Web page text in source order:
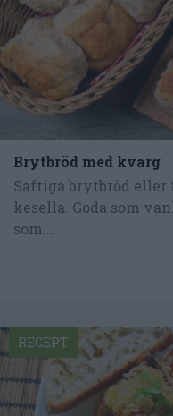
Brytbröd med kvarg
Saftiga brytbröd
kesella. Goda som
som...
RECEPT